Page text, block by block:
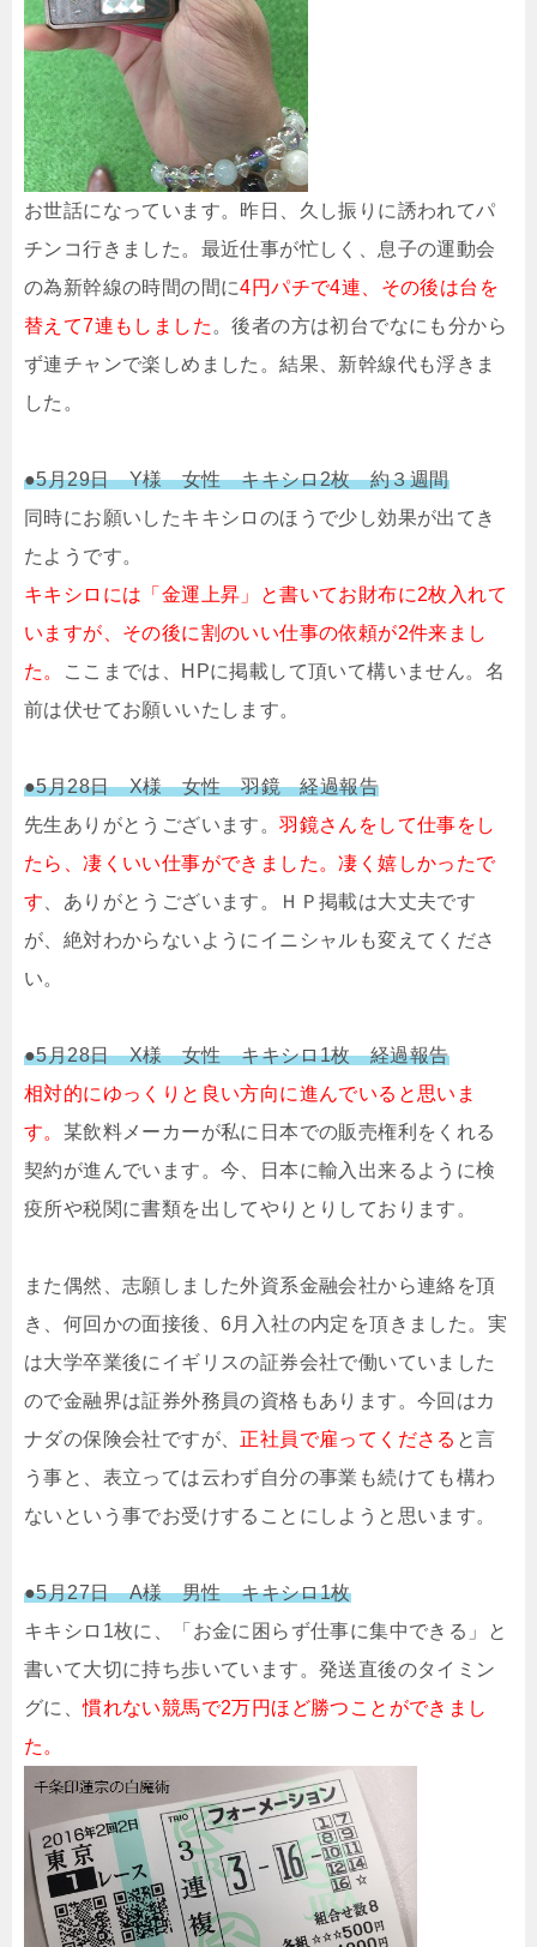
お世話になっています。昨日、久し振りに誘われてパ
チンコ行きました。最近仕事が忙しく、息子の運動会
の為新幹線の時間の間に4円パチで4連、その後は台を
替えて7連もしました 。後者の方は初台でなにも分から
ず連チャンで楽しめました。結果、新幹線代も浮きま
した。
●5月29日 Y様 女性 キキシロ2枚 約３週間
同時にお願いしたキキシロのほうで少し効果が出てき
たようです。
キキシロには「金運上昇」と書いてお財布に2枚入れて
いますが、その後に割のいい仕事の依頼が2件来まし
た。
ここまでは、HPに掲載して頂いて構いません。名
前は伏せてお願いいたします。
●5月28日 X様 女性 羽鏡 経過報告
先生ありがとうございます。羽鏡さんをして仕事をし
たら、凄くいい仕事ができました。凄く嬉しかったで
す 、ありがとうございます。ＨＰ掲載は大丈夫です
が、絶対わからないようにイニシャルも変えてくださ
い。
●5月28日 X様 女性 キキシロ1枚 経過報告
相対的にゆっくりと良い方向に進んでいると思いま
す。 某飲料メーカーが私に日本での販売権利をくれる
契約が進んでいます。今、日本に輸入出来るように検
疫所や税関に書類を出してやりとりしております。
また偶然、志願しました外資系金融会社から連絡を頂
き、何回かの面接後、6月入社の内定を頂きました。実
は大学卒業後にイギリスの証券会社で働いていました
ので金融界は証券外務員の資格もあります。今回はカ
ナダの保険会社ですが、 正社員で雇ってくださる と言
う事と、表立っては云わず自分の事業も続けても構わ
ないという事でお受けすることにしようと思います。
●5月27日 A様 男性 キキシロ1枚
キキシロ1枚に、「お金に困らず仕事に集中できる」と
書いて大切に持ち歩いています。発送直後のタイミン
グに、慣れない競馬で2万円ほど勝つことができまし
た。